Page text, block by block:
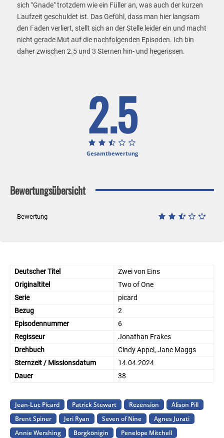
sich "Gnade" trotzdem wie ein Füller an, was auch der kurzen
Laufzeit geschuldet ist. Das Gefühl, dass man hier langsam
den Faden verliert, stellt sich an der Stelle leider ein und macht
nicht gerade Mut auf die nachfolgenden Episoden. Ich bin
daher zwischen 2.5 und 3 Sternen hin- und hegerissen.
2.5
Gesamtbewertung
Bewertungsübersicht
Bewertung
Deutscher Titel
Zwei von Eins
Originaltitel
Two of One
Serie
picard
Bezug
2
Episodennummer
6
Regisseur
Jonathan Frakes
Drehbuch
Cindy Appel, Jane Maggs
Sternzeit / Missionsdatum
14.04.2024
Dauer
38
Jean-Luc Picard Patrick Stewart Rezension
Alison Pill
Brent Spiner
Jeri Ryan Seven of Nine
Agnes Jurati
Annie Wershing
Borgkönigin Penelope Mitchell